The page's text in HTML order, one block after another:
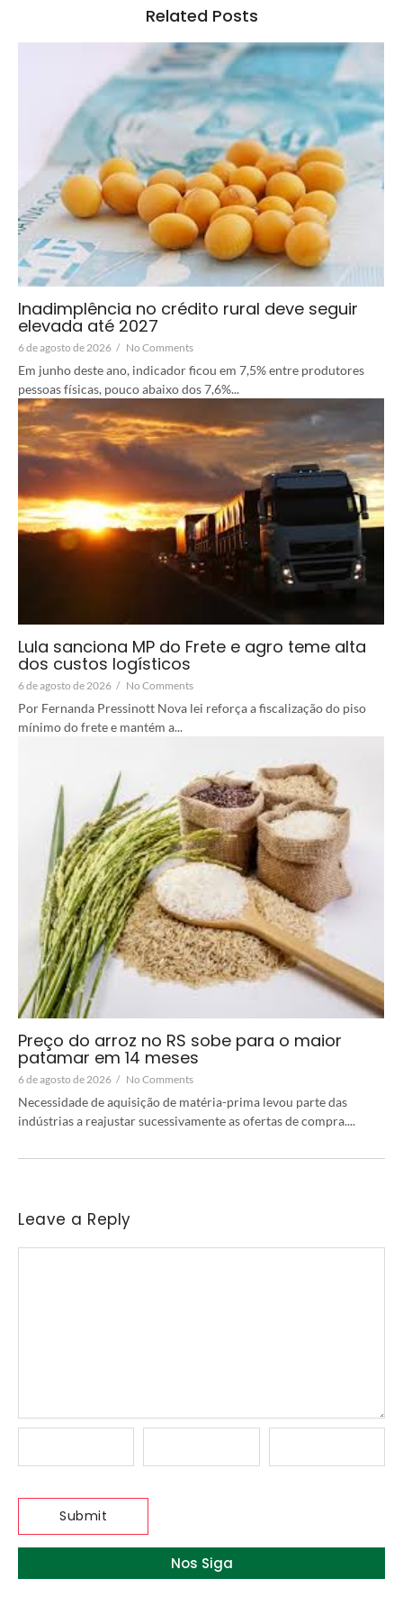
Related Posts
Inadimplência no crédito rural deve seguir
elevada até 2027
6 de agosto de 2026 / No Comments
Em junho deste ano, indicador ficou em 7,5% entre produtores
pessoas físicas, pouco abaixo dos 7,6%...
Lula sanciona MP do Frete e agro teme alta
dos custos logísticos
6 de agosto de 2026 / No Comments
Por Fernanda Pressinott Nova lei reforça a fiscalização do piso
mínimo do frete e mantém a...
Preço do arroz no RS sobe para o maior
patamar em 14 meses
6 de agosto de 2026 / No Comments
Necessidade de aquisição de matéria-prima levou parte das
indústrias a reajustar sucessivamente as ofertas de compra....
Leave a Reply
Nos Siga